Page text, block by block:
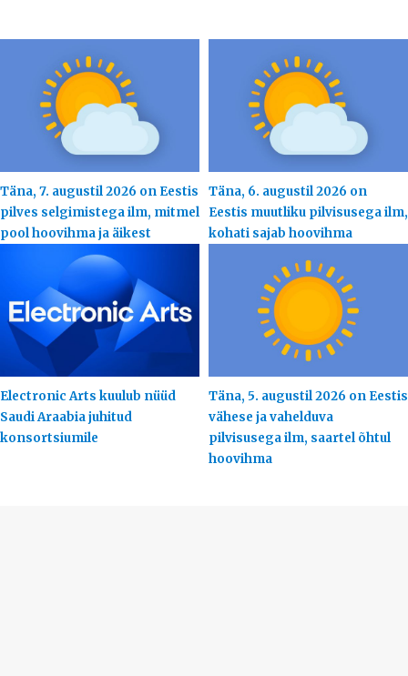
Täna, 7. augustil 2026 on Eestis
pilves selgimistega ilm, mitmel
pool hoovihma ja äikest
Täna, 6. augustil 2026 on
Eestis muutliku pilvisusega ilm,
kohati sajab hoovihma
Electronic Arts kuulub nüüd
Saudi Araabia juhitud
konsortsiumile
Täna, 5. augustil 2026 on Eestis
vähese ja vahelduva
pilvisusega ilm, saartel õhtul
hoovihma